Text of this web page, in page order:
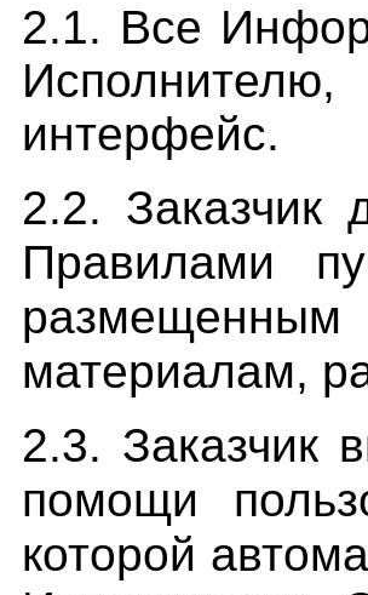
2.1. Все
Исполнителю,
интерфейс.
2.2. Заказчик
Правилами
размещенным
материалам,
2.3. Заказчик
помощи
которой